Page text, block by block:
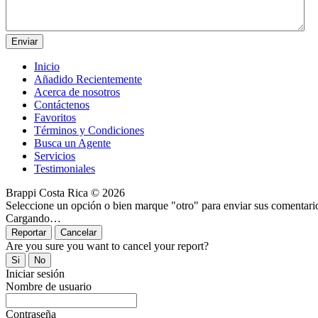
Inicio
Añadido Recientemente
Acerca de nosotros
Contáctenos
Favoritos
Términos y Condiciones
Busca un Agente
Servicios
Testimoniales
Brappi Costa Rica © 2026
Seleccione un opción o bien marque "otro" para enviar sus
Cargando…
Are you sure you want to cancel your report?
Iniciar sesión
Nombre de usuario
Contraseña